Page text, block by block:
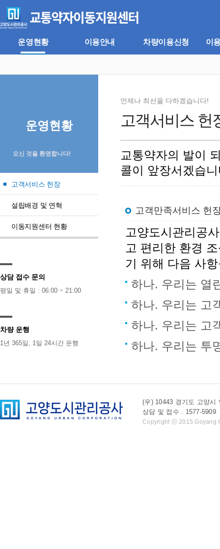
뉴
바
기
바
로
운영현황 이용안내 차량이용신청 이
운영현황
오신 것을 환영합니다!
고객서비스 헌장
설립배경 및 연혁
이동지원센터 현황
상담 접수 문의
평일 및 휴일 : 06:00 ~ 21:00
차량 운행
1년 365일, 1일 24시간 운행
고객서비스 헌
언제나 최선을 다하겠습니다!
교통약자의 발이
콜이 앞장서겠습
고객만족서비스 헌
고양도시관리공
고 편리한 환경
기 위해 다음 사
하나. 우리는 열
하나. 우리는 고
하나. 우리는 고
하나. 우리는 투
(우) 10443 경기도 고양시
상담 및 접수 . 1577-
Copyright ⓒ 2015 Goyang